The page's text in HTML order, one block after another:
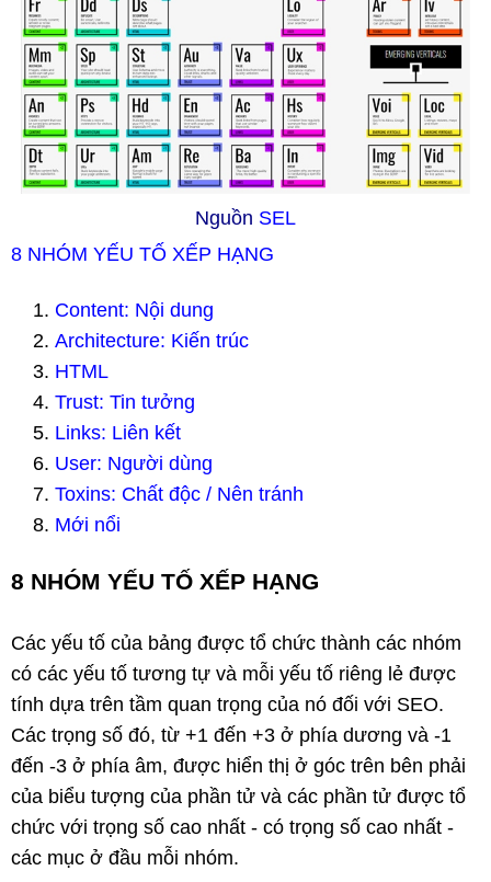
Nguồn SEL
8 NHÓM YẾU TỐ XẾP HẠNG
Content: Nội dung
Architecture: Kiến trúc
HTML
Trust: Tin tưởng
Links: Liên kết
User: Người dùng
Toxins: Chất độc / Nên tránh
Mới nổi
8 NHÓM YẾU TỐ XẾP HẠNG
Các yếu tố của bảng được tổ chức thành các nhóm
có các yếu tố tương tự và mỗi yếu tố riêng lẻ được
tính dựa trên tầm quan trọng của nó đối với SEO.
Các trọng số đó, từ +1 đến +3 ở phía dương và -1
đến -3 ở phía âm, được hiển thị ở góc trên bên phải
của biểu tượng của phần tử và các phần tử được tổ
chức với trọng số cao nhất - có trọng số cao nhất -
các mục ở đầu mỗi nhóm.